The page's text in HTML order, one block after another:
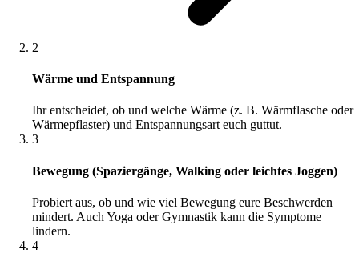
2
Wärme und Entspannung
Ihr entscheidet, ob und welche Wärme (z. B. Wärmflasche oder
Wärmepflaster) und Entspannungsart euch guttut.
3
Bewegung (Spaziergänge, Walking oder leichtes Joggen)
Probiert aus, ob und wie viel Bewegung eure Beschwerden
mindert. Auch Yoga oder Gymnastik kann die Symptome
lindern.
4